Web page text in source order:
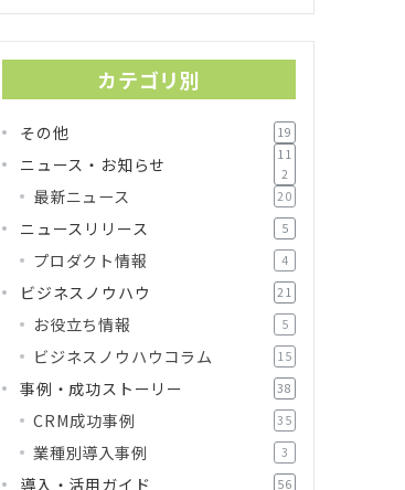
カテゴリ別
その他 19
ニュース・お知らせ
11
2
最新ニュース 20
ニュースリリース 5
プロダクト情報 4
ビジネスノウハウ 21
お役立ち情報 5
ビジネスノウハウコラム 15
事例・成功ストーリー 38
CRM成功事例 35
業種別導入事例 3
導入・活用ガイド 56